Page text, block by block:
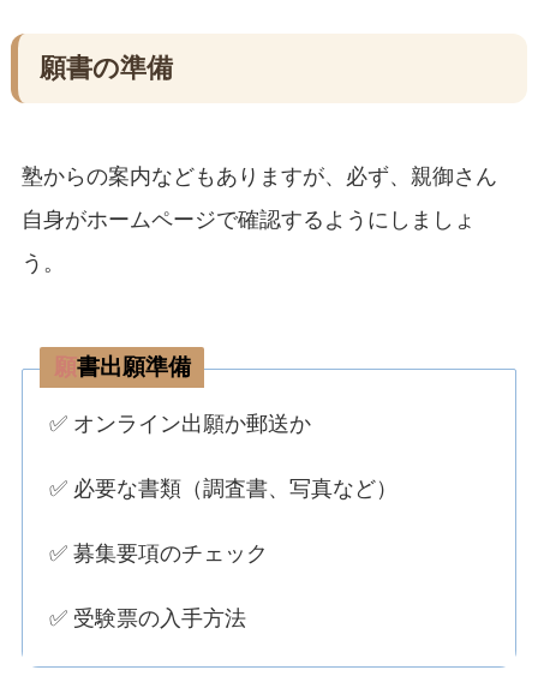
願書の準備
塾からの案内などもありますが、必ず、親御さん
自身がホームページで確認するようにしましょ
う。
願書出願準備
✅ オンライン出願か郵送か
✅ 必要な書類（調査書、写真など）
✅ 募集要項のチェック
✅ 受験票の入手方法